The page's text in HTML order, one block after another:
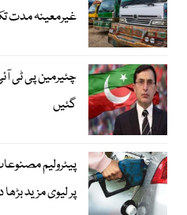
غیرمعینہ مدت
چئیرمین پی ٹی
گئیں
پیٹرولیم
پر لیوی مزید